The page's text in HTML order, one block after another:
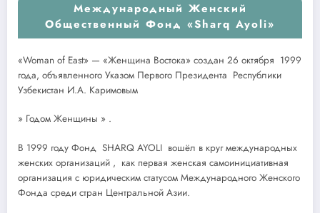
Международный Женский
Общественный Фонд «Sharq Ayoli»
«Woman of East» — «Женщина Востока» создан 26 октября 1999
года, объявленного Указом Первого Президента Республики
Узбекистан И.А. Каримовым
» Годом Женщины » .
В 1999 году Фонд SHARQ AYOLI вошёл в круг международных
женских организаций , как первая женская самоинициативная
организация с юридическим статусом Международного Женского
Фонда среди стран Центральной Азии.